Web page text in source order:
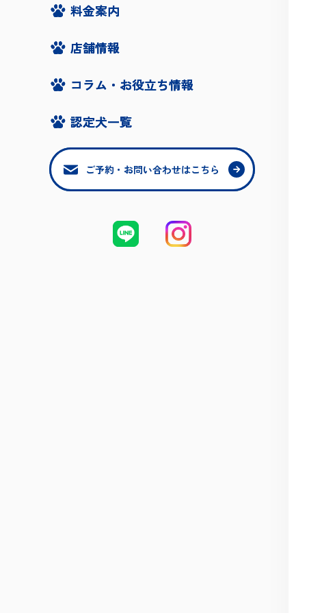
料金案内
店舗情報
コラム・お役立ち情報
認定犬一覧
ご予約・お問い合わせはこちら
料金案内
店舗情報
コラム・お役立ち情報
認定犬一覧
ご予約・お問い合わせはこちら